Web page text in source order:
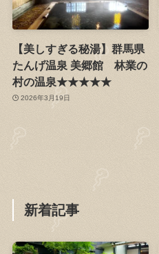
【美しすぎる秘湯】群馬県
たんげ温泉 美郷館 林業の
村の温泉★★★★★
2026年3月19日
新着記事